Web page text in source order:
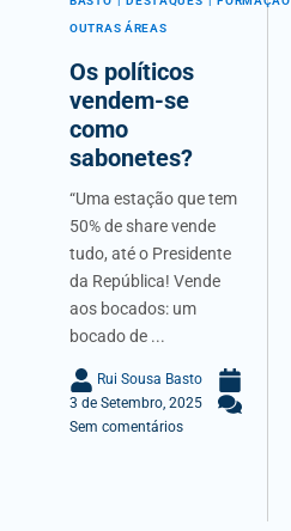
OUTRAS ÁREAS
Os políticos
vendem-se
como
sabonetes?
“Uma estação que tem
50% de share vende
tudo, até o Presidente
da República! Vende
aos bocados: um
bocado de ...
Rui Sousa Basto
3 de Setembro, 2025
Sem comentários